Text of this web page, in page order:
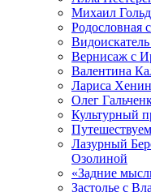
Михаил
Родословная
Вернисаж с
Валентина
Лариса
Олег
Культурный
Лазурный
Озолиной
«Задние
Застолье с